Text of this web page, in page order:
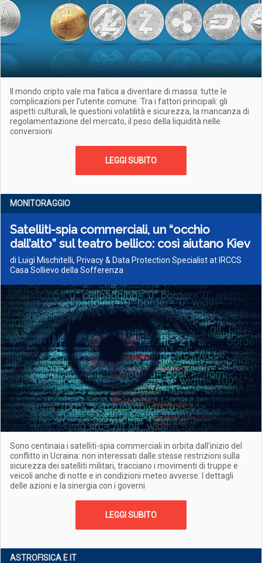
Il mondo cripto vale ma fatica a diventare di massa: tutte le
complicazioni per l’utente comune. Tra i fattori principali: gli
aspetti culturali, le questioni volatilità e sicurezza, la mancanza di
regolamentazione del mercato, il peso della liquidità nelle
conversioni
LEGGI SUBITO
MONITORAGGIO
Satelliti-spia commerciali, un “occhio
dall’alto” sul teatro bellico: così aiutano Kiev
di Luigi Mischitelli, Privacy & Data Protection Specialist at IRCCS
Casa Sollievo della Sofferenza
Sono centinaia i satelliti-spia commerciali in orbita dall’inizio del
conflitto in Ucraina: non interessati dalle stesse restrizioni sulla
sicurezza dei satelliti militari, tracciano i movimenti di truppe e
veicoli anche di notte e in condizioni meteo avverse. I dettagli
delle azioni e la sinergia con i governi
LEGGI SUBITO
ASTROFISICA E IT